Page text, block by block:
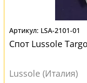
LSA-2101-01
Спот Lussole
Lussole (Италия)